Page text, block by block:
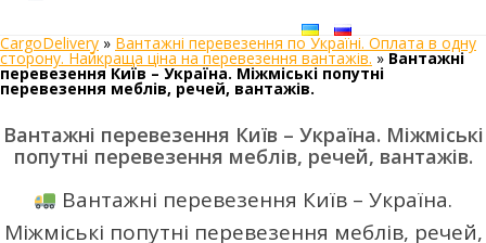
CargoDelivery » Вантажні перевезення по Україні. Оплата в одну
сторону. Найкраща ціна на перевезення вантажів.»Вантажні
перевезення Київ – Україна. Міжміські попутні
перевезення меблів, речей, вантажів.
Вантажні перевезення Київ – Україна. Міжміські
попутні перевезення меблів, речей, вантажів.
Вантажні перевезення Київ – Україна.
Міжміські попутні перевезення меблів, речей,